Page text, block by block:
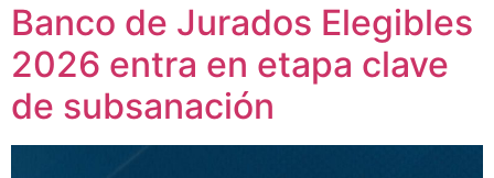
Banco de Jurados Elegibles
2026 entra en etapa clave
de subsanación